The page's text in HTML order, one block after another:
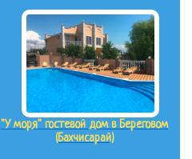
"У моря" гостевой дом в Береговом
(Бахчисарай)